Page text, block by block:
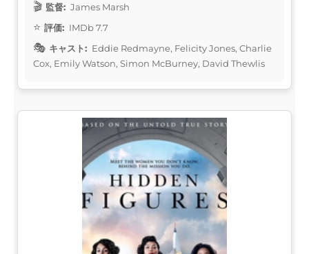
監督: James Marsh
評価: IMDb 7.7
キャスト: Eddie Redmayne, Felicity Jones, Charlie
Cox, Emily Watson, Simon McBurney, David Thewlis